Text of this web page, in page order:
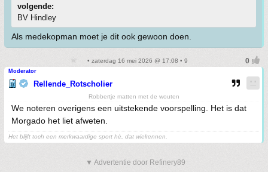
volgende:
BV Hindley
Als medekopman moet je dit ook gewoon doen.
• zaterdag 16 mei 2026 @ 17:08 • 9
Moderator
Rellende_Rotscholier
Robbertje matten met de wouten
We noteren overigens een uitstekende voorspelling. Het is dat
Morgado het liet afweten.
Het blijft toch een merkwaardige sport hè, dat wielrennen.
▼ Advertentie door Refinery89